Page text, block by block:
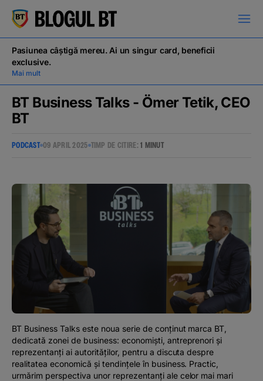
кириллица
BT Pay
Evenimente
Pentru antreprenori
Banking, pe relaxare
Pasiunea câștigă mereu. Ai un singur card, beneficii
exclusive.
Mai mult
BT Business Talks - Ömer Tetik, CEO
BT
PODCAST 09 APRIL 2025 TIMP DE CITIRE:1 MINUT
BT Business Talks este noua serie de conținut marca BT,
dedicată zonei de business: economiști, antreprenori și
reprezentanți ai autorităților, pentru a discuta despre
realitatea economică și tendințele în business. Practic,
urmărim perspectiva unor reprezentanți ale celor mai mari